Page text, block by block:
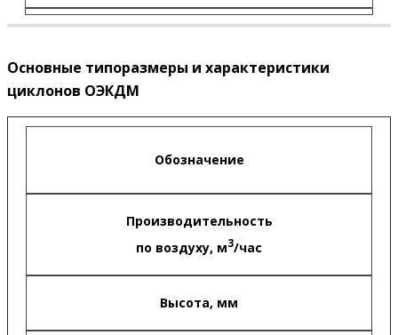
Основные типоразмеры и характеристики
циклонов ОЭКДМ
Обозначение
Производительность
по воздуху, м3/час
Высота, мм